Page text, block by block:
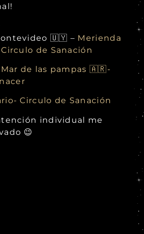
🇺🇾 – Merienda
Circulo de Sanación
Mar de las pampas 🇦🇷-
Circulo de Sanación
individual me
😉